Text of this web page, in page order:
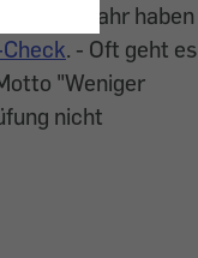
jedes Jahr haben
. - Oft geht es
"Weniger
nicht